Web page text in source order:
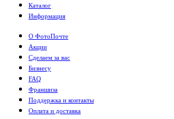
Каталог
Информация
О ФотоПочте
Акции
Сделаем за вас
Бизнесу
FAQ
Франшиза
Поддержка и контакты
Оплата и доставка